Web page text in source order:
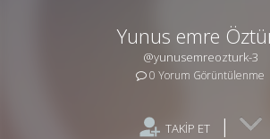
Yunus emre
@yunusemreozturk-3
0 Yorum Görüntülenme
TAKİP ET |